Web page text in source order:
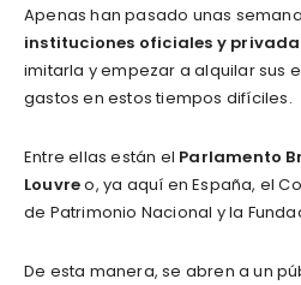
Apenas han pasado unas
instituciones oficiales y
imitarla y empezar a alquilar sus
gastos en estos tiempos difíciles.
Entre ellas están el Parlamento
Louvreo, ya aquí en España, el
de Patrimonio Nacional y la
De esta manera, se abren a un